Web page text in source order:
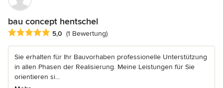
bau concept hentschel
Durchschnittliche Bewertung: 5 von 5 Sternen
5,0 (1 Bewertung)
Sie erhalten für Ihr Bauvorhaben professionelle Unterstützung
in allen Phasen der Realisierung. Meine Leistungen für Sie
orientieren si...